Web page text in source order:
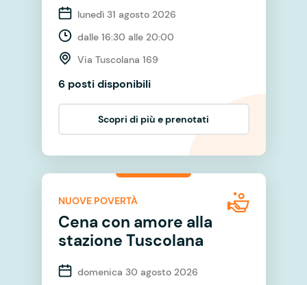
lunedì 31 agosto 2026
dalle 16:30 alle 20:00
Via Tuscolana 169
6 posti disponibili
Scopri di più e prenotati
NUOVE POVERTÀ
Cena con amore alla
stazione Tuscolana
domenica 30 agosto 2026